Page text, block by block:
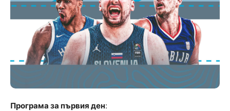
Програма за първия ден: